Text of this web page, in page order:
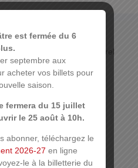
un programme culturel
de Mulhouse,
est fermée du 6
septembre aux
acheter vos billets pour
saison.
fermera du 15 juillet
le 25 août à 10h.
abonner, téléchargez le
2026-27 en ligne
le à la billetterie du